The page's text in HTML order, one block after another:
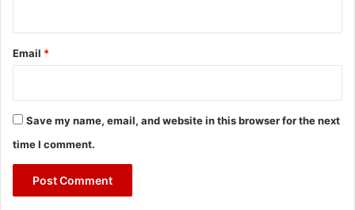
Email *
Save my name, email, and website in this browser for the next
time I comment.